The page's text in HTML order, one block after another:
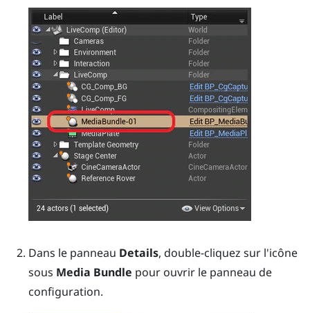
Dans le panneau Details, double-cliquez sur l'icône
sous Media Bundle pour ouvrir le panneau de
configuration.